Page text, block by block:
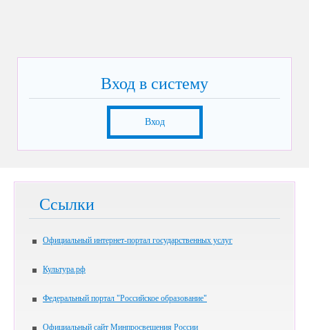
Вход в систему
Вход
Ссылки
Официальный интернет-портал государственных услуг
Культура.рф
Федеральный портал "Российское образование"
Официальный сайт Минпросвещения России